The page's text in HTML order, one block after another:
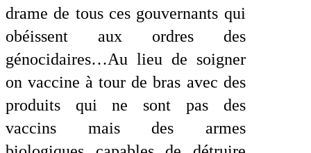
drame de tous ces gouvernants qui
obéissent aux ordres des
génocidaires…Au lieu de soigner
on vaccine à tour de bras avec des
produits qui ne sont pas des
vaccins mais des armes